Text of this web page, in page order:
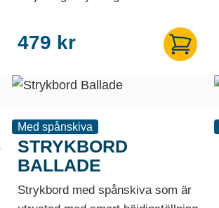
479 kr
Med spånskiva
STRYKBORD
BALLADE
Strykbord med spånskiva som är